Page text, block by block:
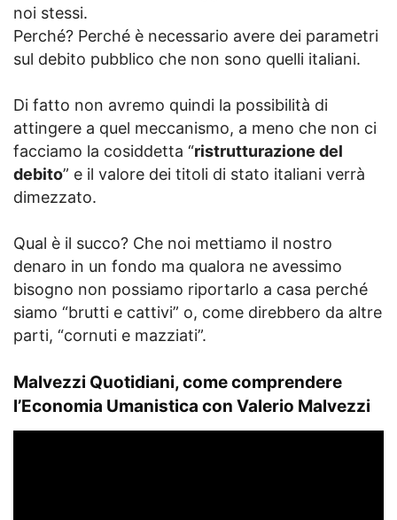
noi stessi.
Perché? Perché è necessario avere dei parametri
sul debito pubblico che non sono quelli italiani.
Di fatto non avremo quindi la possibilità di
attingere a quel meccanismo, a meno che non ci
facciamo la cosiddetta “ristrutturazione del
debito” e il valore dei titoli di stato italiani verrà
dimezzato.
Qual è il succo? Che noi mettiamo il nostro
denaro in un fondo ma qualora ne avessimo
bisogno non possiamo riportarlo a casa perché
siamo “brutti e cattivi” o, come direbbero da altre
parti, “cornuti e mazziati”.
Malvezzi Quotidiani, come comprendere
l’Economia Umanistica con Valerio Malvezzi